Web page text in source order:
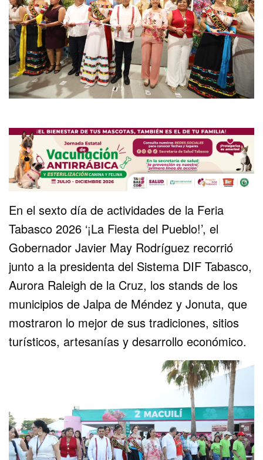
En el sexto día de actividades de la Feria
Tabasco 2026 ‘¡La Fiesta del Pueblo!’, el
Gobernador Javier May Rodríguez recorrió
junto a la presidenta del Sistema DIF Tabasco,
Aurora Raleigh de la Cruz, los stands de los
municipios de Jalpa de Méndez y Jonuta, que
mostraron lo mejor de sus tradiciones, sitios
turísticos, artesanías y desarrollo económico.